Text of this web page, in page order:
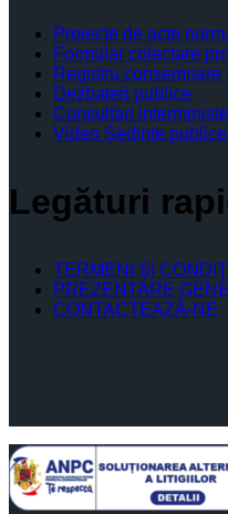
Proiecte de acte
Formular colectare
Registru
Dezbateri publice
Consultari
Video Şedinţe publice
Legături
TERMENI ŞI CONDIŢII
PREZENTARE
CONTACTEAZĂ-NE